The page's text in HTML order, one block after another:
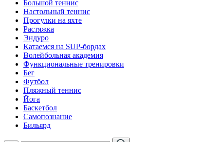
Большой теннис
Настольный теннис
Прогулки на яхте
Растяжка
Эндуро
Катаемся на SUP-бордах
Волейбольная академия
Функциональные тренировки
Бег
Футбол
Пляжный теннис
Йога
Баскетбол
Самопознание
Бильярд